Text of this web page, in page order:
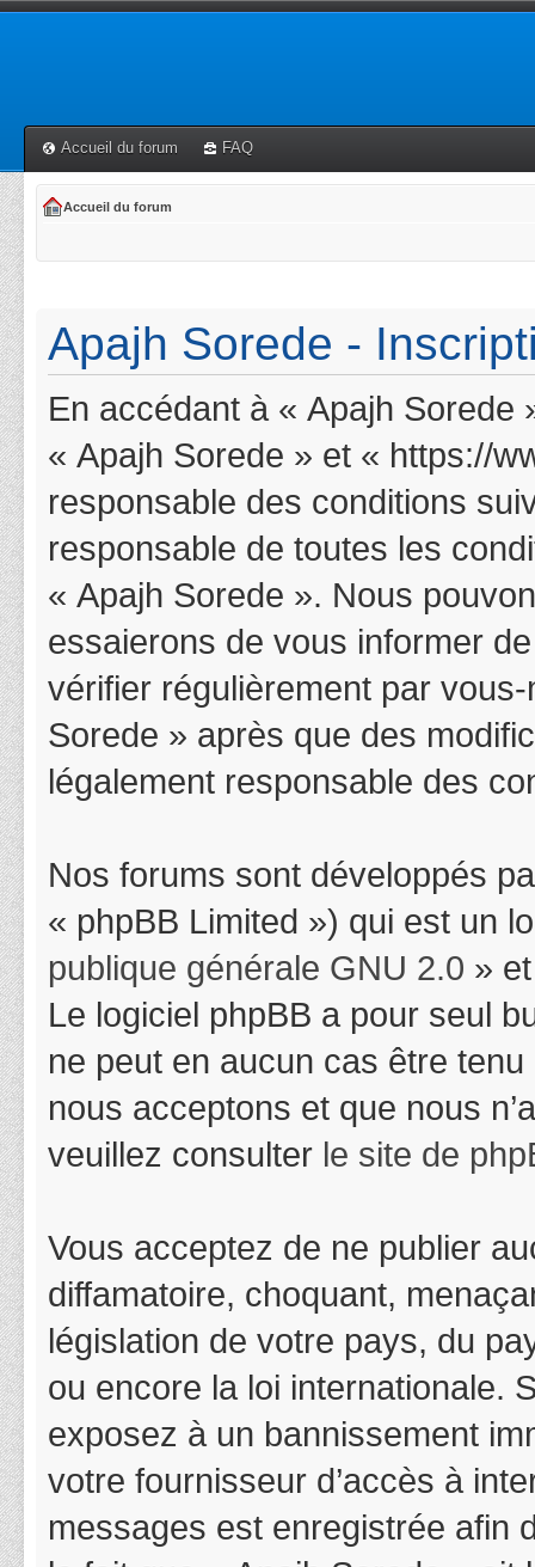
Accueil du forum FAQ
Accueil du forum
Apajh Sorede -
En accédant à « Apajh
« Apajh Sorede » et « https://
responsable des conditions
responsable de toutes les
« Apajh Sorede ». Nous
essaierons de vous informer
vérifier régulièrement par
Sorede » après que des
légalement responsable des
Nos forums sont développés
« phpBB Limited ») qui est un
publique générale GNU 2.0 »
Le logiciel phpBB a pour seul
ne peut en aucun cas être
nous acceptons et que nous
veuillez consulter le site de
Vous acceptez de ne publier
diffamatoire, choquant,
législation de votre pays, du
ou encore la loi internationale.
exposez à un bannissement
votre fournisseur d’accès à
messages est enregistrée afin